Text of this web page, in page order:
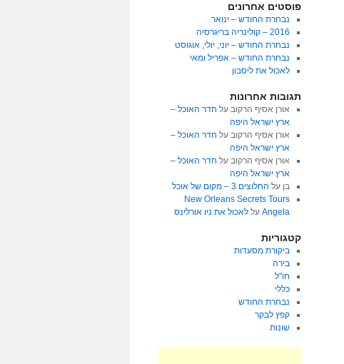
פוסטים אחרונים
נבחרת החודש – ינואר
2016 – קולינריה בריגרסיה
נבחרת החודש – יוני, יולי, אוגוסט
נבחרת החודש – אפריל ומאי
לאכול את ליסבון
תגובות אחרונות
אורן אסיף הרקובעל חדר האוכל –
ארץ ישראל היפה
אורן אסיף הרקובעל חדר האוכל –
ארץ ישראל היפה
אורן אסיף הרקובעל חדר האוכל –
ארץ ישראל היפה
בן על החלוצים 3 – מקום של אוכל
New Orleans Secrets Tours
Angelaעל לאכול את ניו אורלינס
קטגוריות
ביקורת מסעדות
בירה
חו"ל
כללי
נבחרת החודש
קפץ לבקר
שונות